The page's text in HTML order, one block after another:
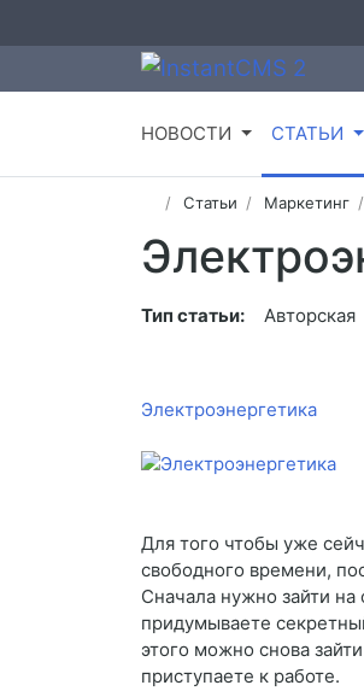
НОВОСТИ СТАТЬИ
Статьи Маркетинг
Тип статьи: Авторская
Электроэнергетика
Для того чтобы уже
свободного времени,
Сначала нужно зайти
придумываете
этого можно снова
приступаете к работе.